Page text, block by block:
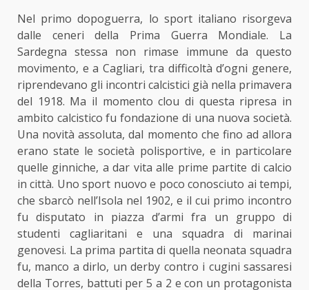
Nel primo dopoguerra, lo sport italiano risorgeva
dalle ceneri della Prima Guerra Mondiale. La
Sardegna stessa non rimase immune da questo
movimento, e a Cagliari, tra difficoltà d’ogni genere,
riprendevano gli incontri calcistici già nella primavera
del 1918. Ma il momento clou di questa ripresa in
ambito calcistico fu fondazione di una nuova società.
Una novità assoluta, dal momento che fino ad allora
erano state le società polisportive, e in particolare
quelle ginniche, a dar vita alle prime partite di calcio
in città. Uno sport nuovo e poco conosciuto ai tempi,
che sbarcò nell’Isola nel 1902, e il cui primo incontro
fu disputato in piazza d’armi fra un gruppo di
studenti cagliaritani e una squadra di marinai
genovesi. La prima partita di quella neonata squadra
fu, manco a dirlo, un derby contro i cugini sassaresi
della Torres, battuti per 5 a 2 e con un protagonista